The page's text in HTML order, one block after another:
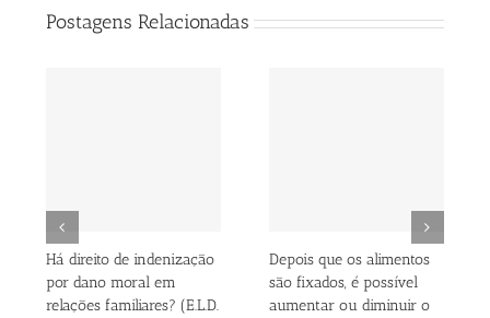
Postagens Relacionadas
Há direito de indenização
por dano moral em
relações familiares? (E.L.D.
Depois que os alimentos
são fixados, é possível
aumentar ou diminuir o